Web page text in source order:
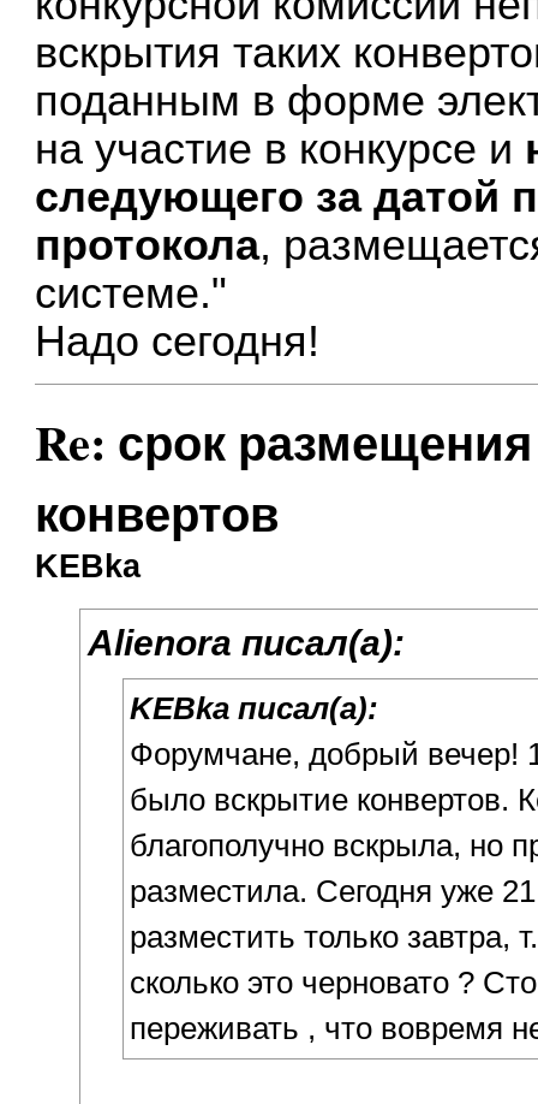
вскрытия таких
поданным в форме
на участие в конкурсе и
следующего за датой
протокола,
системе."
Надо сегодня!
Re: срок
конвертов
KEBka
Alienora писал(а):
KEBka писал(а):
Форумчане, добрый вечер!
было вскрытие конвертов.
благополучно вскрыла, но
разместила. Сегодня уже
разместить только завтра,
сколько это черновато ?
переживать , что вовремя